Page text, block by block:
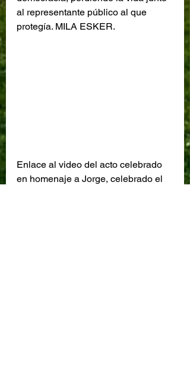
al representante público al que
protegía. MILA ESKER.
Enlace al video del acto celebrado
en homenaje a Jorge, celebrado el